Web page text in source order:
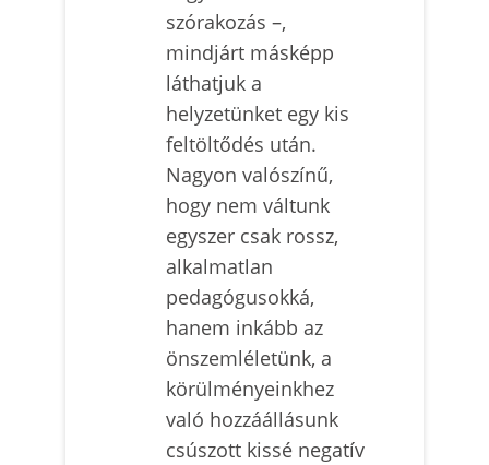
szórakozás –,
mindjárt másképp
láthatjuk a
helyzetünket egy kis
feltöltődés után.
Nagyon valószínű,
hogy nem váltunk
egyszer csak rossz,
alkalmatlan
pedagógusokká,
hanem inkább az
önszemléletünk, a
körülményeinkhez
való hozzáállásunk
csúszott kissé negatív